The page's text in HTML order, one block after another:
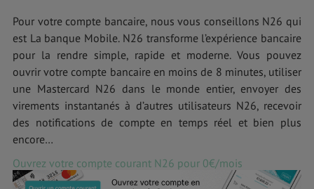
Pour votre compte bancaire, nous vous conseillons N26 qui
est La banque Mobile. N26 transforme l’expérience bancaire
pour la rendre simple, rapide et moderne. Vous pouvez
ouvrir votre compte bancaire en moins de 8 minutes, utiliser
une Mastercard N26 dans le monde entier, envoyer des
virements instantanés à d’autres utilisateurs N26, recevoir
des notifications de compte en temps réel et bien plus
encore…
Ouvrez votre compte courant N26 pour 0€/mois